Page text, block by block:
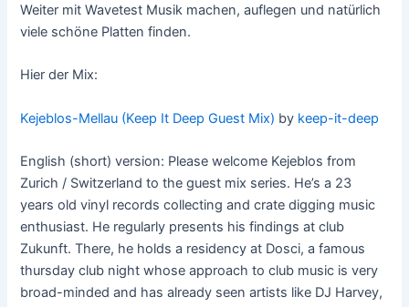
Weiter mit Wavetest Musik machen, auflegen und natürlich
viele schöne Platten finden.
Hier der Mix:
Kejeblos-Mellau (Keep It Deep Guest Mix) by keep-it-deep
English (short) version: Please welcome Kejeblos from
Zurich / Switzerland to the guest mix series. He’s a 23
years old vinyl records collecting and crate digging music
enthusiast. He regularly presents his findings at club
Zukunft. There, he holds a residency at Dosci, a famous
thursday club night whose approach to club music is very
broad-minded and has already seen artists like DJ Harvey,